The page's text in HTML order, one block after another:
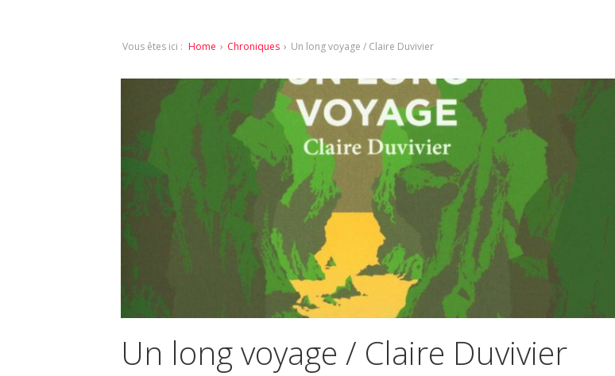
Vous êtes ici : Home › Chroniques › Un long voyage / Claire Duvivier
Un long voyage / Claire Duvivier